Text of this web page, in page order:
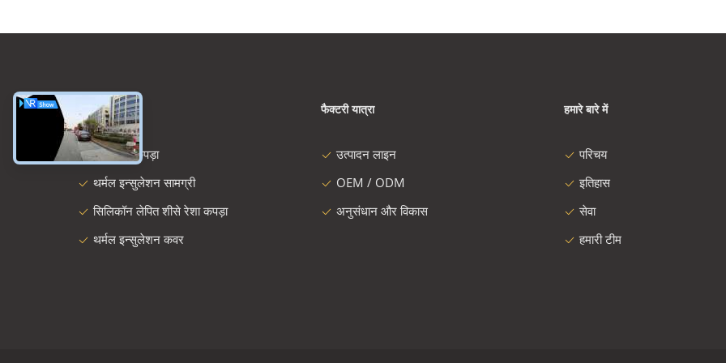
श्रेणियाँ
शीसे रेशा कपड़ा
थर्मल इन्सुलेशन सामग्री
सिलिकॉन लेपित शीसे रेशा कपड़ा
थर्मल इन्सुलेशन कवर
फैक्टरी यात्रा
उत्पादन लाइन
OEM / ODM
अनुसंधान और विकास
हमारे बारे में
परिचय
इतिहास
सेवा
हमारी टीम